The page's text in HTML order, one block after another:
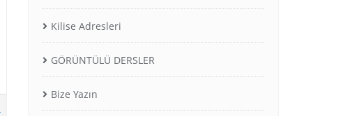
Kilise Adresleri
GÖRÜNTÜLÜ DERSLER
Bize Yazın